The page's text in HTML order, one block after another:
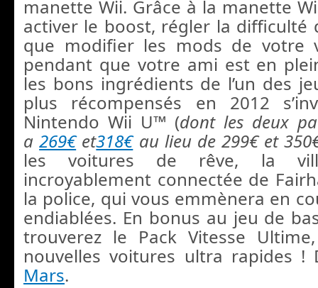
manette Wii. Grâce à la manette
activer le boost, régler la difficulté
que modifier les mods de votre
pendant que votre ami est en
les bons ingrédients de l’un des
plus récompensés en 2012
Nintendo Wii U™ (dont les deux
a269€et318€au lieu de 299€ et
les voitures de rêve, la
incroyablement connectée de
la police, qui vous emmènera en
endiablées. En bonus au jeu de
trouverez le Pack Vitesse
nouvelles voitures ultra rapides !
Mars.